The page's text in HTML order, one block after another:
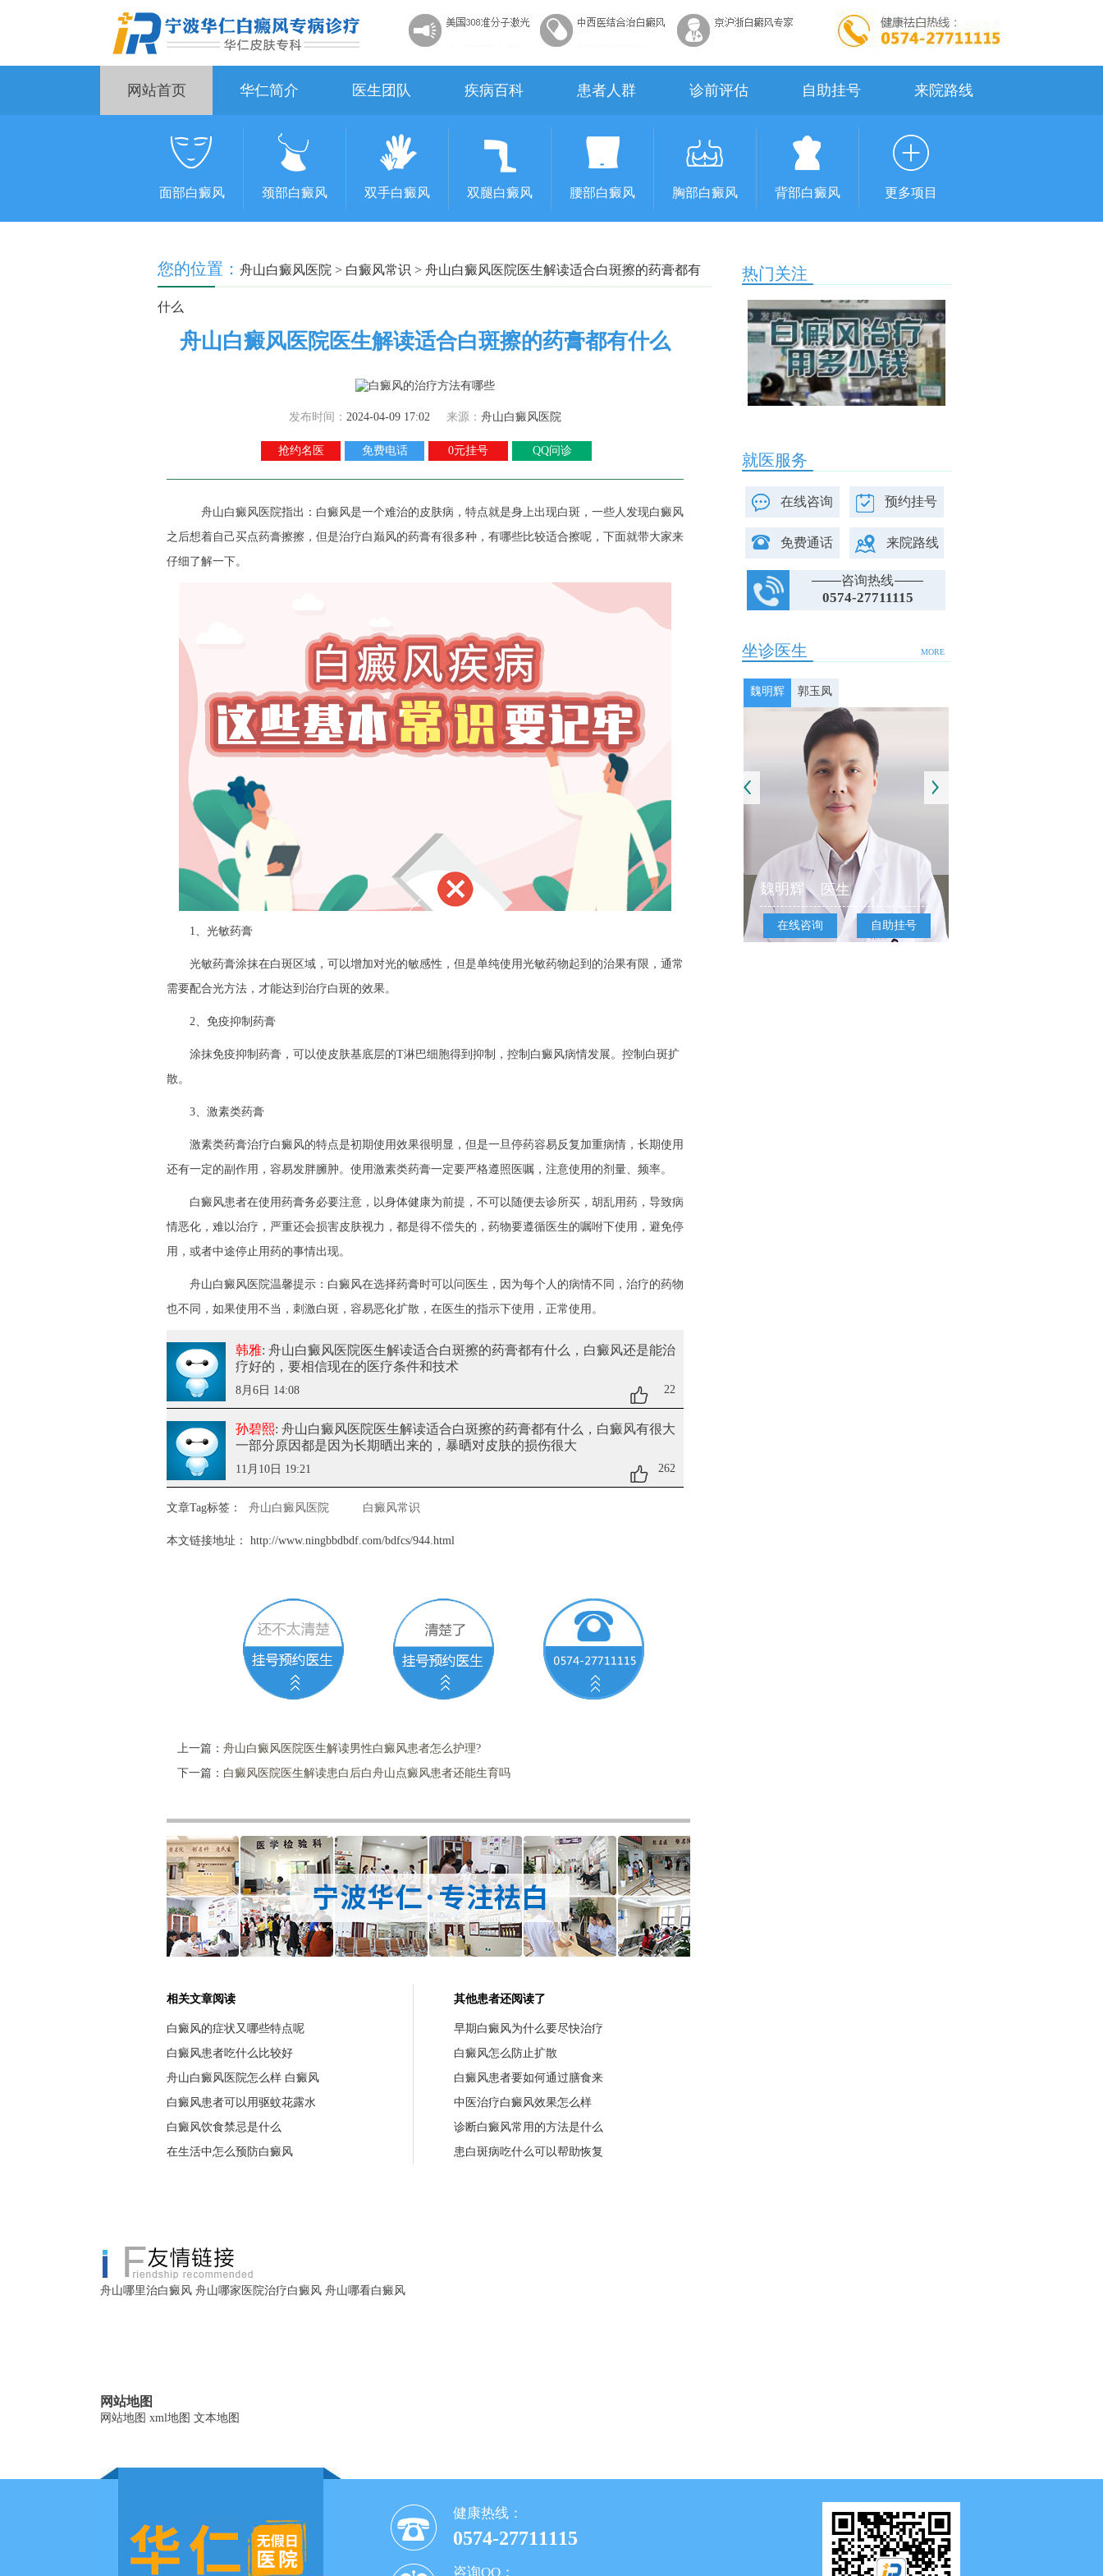
网站首页 华仁简介 医生团队 疾病百科 患者人群 诊前评估 自助挂号 来院路线
面部白癜风 颈部白癜风 双手白癜风 双腿白癜风 腰部白癜风 胸部白癜风 背部白癜风 更多项目
您的位置： 舟山白癜风医院 > 白癜风常识 > 舟山白癜风医院医生解读适合白斑擦的药膏都有
什么
舟山白癜风医院医生解读适合白斑擦的药膏都有什么
发布时间： 2024-04-09 17:02 来源： 舟山白癜风医院
抢约名医 免费电话 0元挂号 QQ问诊
舟山白癜风医院指出：白癜风是一个难治的皮肤病，特点就是身上出现白斑，一些人发现白癜风
之后想着自己买点药膏擦擦，但是治疗白巅风的药膏有很多种，有哪些比较适合擦呢，下面就带大家来
仔细了解一下。
1、光敏药膏
光敏药膏涂抹在白斑区域，可以增加对光的敏感性，但是单纯使用光敏药物起到的治果有限，通常
需要配合光方法，才能达到治疗白斑的效果。
2、免疫抑制药膏
涂抹免疫抑制药膏，可以使皮肤基底层的T淋巴细胞得到抑制，控制白癜风病情发展。控制白斑扩
散。
3、激素类药膏
激素类药膏治疗白癜风的特点是初期使用效果很明显，但是一旦停药容易反复加重病情，长期使用
还有一定的副作用，容易发胖臃肿。使用激素类药膏一定要严格遵照医嘱，注意使用的剂量、频率。
白癜风患者在使用药膏务必要注意，以身体健康为前提，不可以随便去诊所买，胡乱用药，导致病
情恶化，难以治疗，严重还会损害皮肤视力，都是得不偿失的，药物要遵循医生的嘱咐下使用，避免停
用，或者中途停止用药的事情出现。
舟山白癜风医院温馨提示：白癜风在选择药膏时可以问医生，因为每个人的病情不同，治疗的药物
也不同，如果使用不当，刺激白斑，容易恶化扩散，在医生的指示下使用，正常使用。
韩雅: 舟山白癜风医院医生解读适合白斑擦的药膏都有什么 ，白癜风还是能治
疗好的，要相信现在的医疗条件和技术
8月6日 14:08 22
孙碧熙: 舟山白癜风医院医生解读适合白斑擦的药膏都有什么 ，白癜风有很大
一部分原因都是因为长期晒出来的，暴晒对皮肤的损伤很大
11月10日 19:21 262
文章Tag标签： 舟山白癜风医院 白癜风常识
本文链接地址： http://www.ningbbdbdf.com/bdfcs/944.html
上一篇： 舟山白癜风医院医生解读男性白癜风患者怎么护理?
下一篇： 白癜风医院医生解读患白后白舟山点癜风患者还能生育吗
相关文章阅读
白癜风的症状又哪些特点呢
白癜风患者吃什么比较好
舟山白癜风医院怎么样 白癜风
白癜风患者可以用驱蚊花露水
白癜风饮食禁忌是什么
在生活中怎么预防白癜风
其他患者还阅读了
早期白癜风为什么要尽快治疗
白癜风怎么防止扩散
白癜风患者要如何通过膳食来
中医治疗白癜风效果怎么样
诊断白癜风常用的方法是什么
患白斑病吃什么可以帮助恢复
热门关注
就医服务
在线咨询 预约挂号
免费通话 来院路线
咨询热线
0574-27711115
MORE
坐诊医生
魏明辉 郭玉凤
魏明辉 医生
在线咨询 自助挂号
舟山哪里治白癜风 舟山哪家医院治疗白癜风 舟山哪看白癜风
网站地图
网站地图 xml地图 文本地图
健康热线：
0574-27711115
咨询QQ：